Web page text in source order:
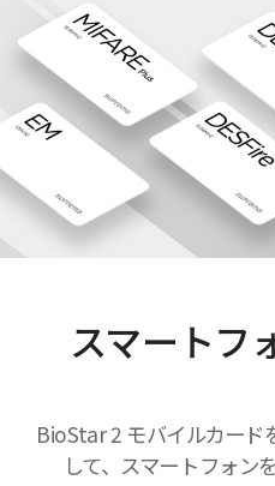
スマートフ
BioStar 2 モバイルカード
して、スマートフォン